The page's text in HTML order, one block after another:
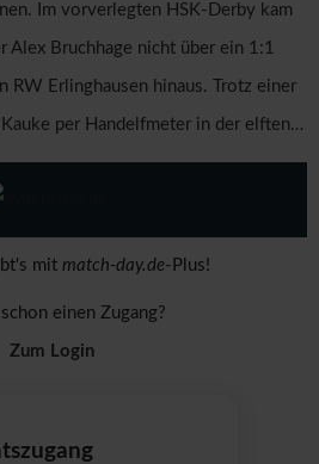
Im vorverlegten HSK-Derby kam
Alex Bruchhage nicht über ein 1:1
RW Erlinghausen hinaus. Trotz einer
per Handelfmeter in der elften…
mit match-day.de-Plus!
einen Zugang?
Zum Login